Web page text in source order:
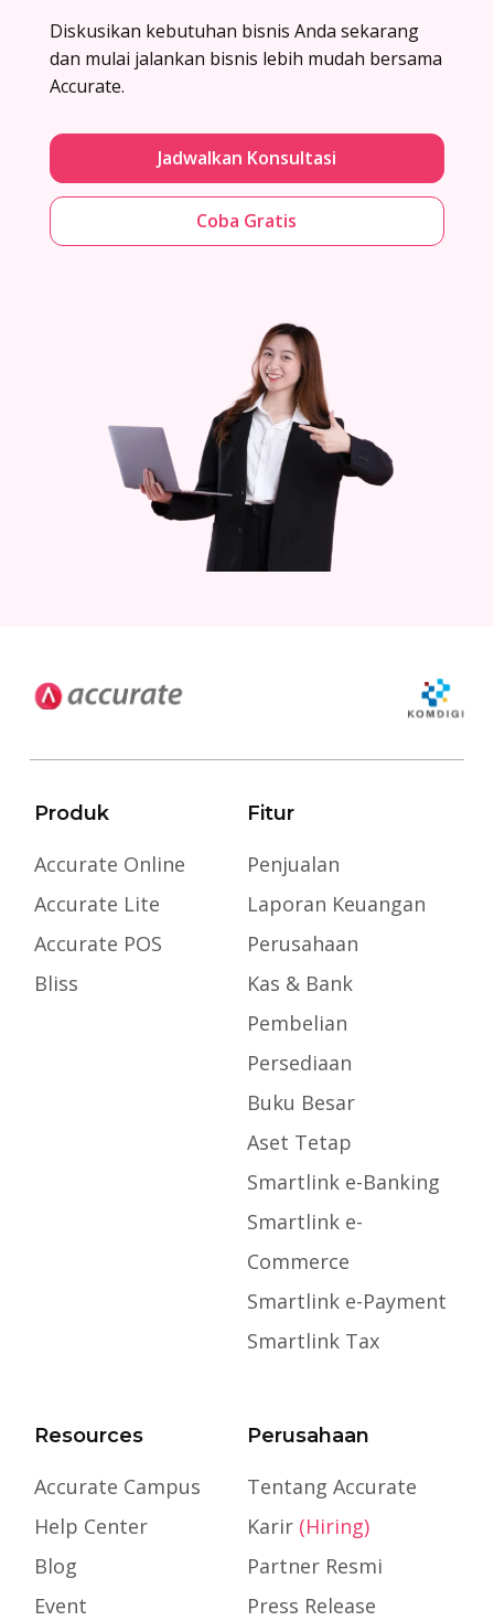
Diskusikan kebutuhan bisnis Anda sekarang
dan mulai jalankan bisnis lebih mudah bersama
Accurate.
Jadwalkan Konsultasi
Coba Gratis
Produk
Accurate Online
Accurate Lite
Accurate POS
Bliss
Fitur
Penjualan
Laporan Keuangan
Perusahaan
Kas & Bank
Pembelian
Persediaan
Buku Besar
Aset Tetap
Smartlink e-Banking
Smartlink e-
Commerce
Smartlink e-Payment
Smartlink Tax
Resources
Accurate Campus
Help Center
Blog
Event
Perusahaan
Tentang Accurate
Karir (Hiring)
Partner Resmi
Press Release